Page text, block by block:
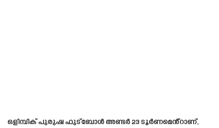
ഒളിമ്പിക് പുരുഷ ഫുട്ബോൾ അണ്ടർ 23 ടൂർണമെൻ്റാണ്,